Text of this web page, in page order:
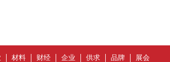
材料 财经 企业 供求 品牌 展会